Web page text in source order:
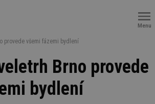
Menu
provede všemi fázemi bydlení
Brno provede
bydlení